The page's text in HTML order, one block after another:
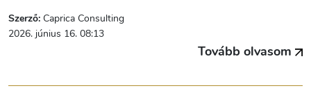
Szerző: Caprica Consulting
2026. június 16. 08:13
Tovább olvasom